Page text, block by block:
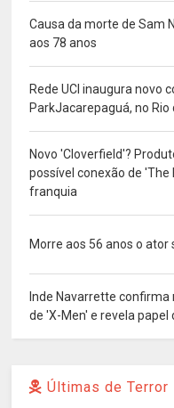
Causa da morte de Sam
aos 78 anos
Rede UCI inaugura novo
ParkJacarepaguá, no Rio
Novo 'Cloverfield'?
possível conexão de
franquia
Morre aos 56 anos o ator
Inde Navarrette
de 'X-Men' e revela papel
Últimas de Terror